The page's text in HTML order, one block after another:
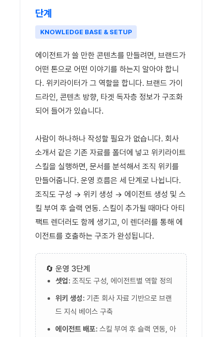
단계
KNOWLEDGE BASE & SETUP
에이전트가 쓸 만한 콘텐츠를 만들려면, 브랜드가
어떤 톤으로 어떤 이야기를 하는지 알아야 합니
다. 위키라이터가 그 역할을 합니다. 브랜드 가이
드라인, 콘텐츠 방향, 타겟 독자층 정보가 구조화
되어 들어가 있습니다.
사람이 하나하나 작성할 필요가 없습니다. 회사
소개서 같은 기존 자료를 폴더에 넣고 위키라이트
스킬을 실행하면, 문서를 분석해서 조직 위키를
만들어줍니다. 운영 흐름은 세 단계로 나뉩니다.
조직도 구성 → 위키 생성 → 에이전트 생성 및 스
킬 부여 후 슬랙 연동. 스킬이 추가될 때마다 아티
팩트 렌더러도 함께 생기고, 이 렌더러를 통해 에
이전트를 호출하는 구조가 완성됩니다.
🔄 운영 3단계
셋업: 조직도 구성, 에이전트별 역할 정의
위키 생성: 기존 회사 자료 기반으로 브랜
드 지식 베이스 구축
에이전트 배포: 스킬 부여 후 슬랙 연동, 아